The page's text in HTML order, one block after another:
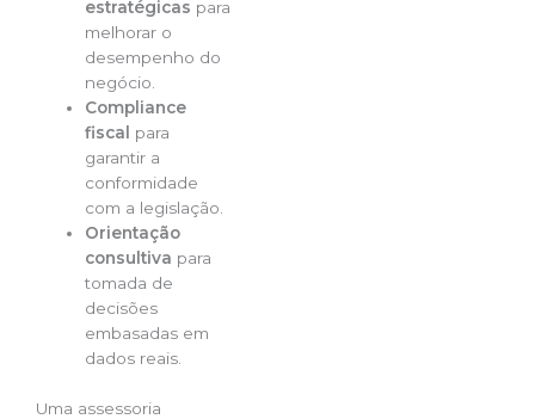
estratégicas para
melhorar o
desempenho do
negócio.
Compliance
fiscal
para
garantir a
conformidade
com a legislação.
Orientação
consultiva para
tomada de
decisões
embasadas em
dados reais.
Uma assessoria